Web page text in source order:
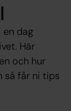
en dag
Här
och hur
så får ni tips